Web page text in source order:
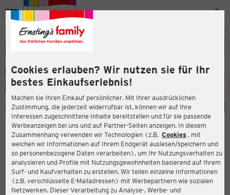
Cookies erlauben? Wir nutzen sie für Ihr
bestes Einkaufserlebnis!
Machen sie Ihren Einkauf persönlicher. Mit Ihrer ausdrücklichen
Zustimmung, die jederzeit widerrufbar ist, können wir auf Ihre
Interessen zugeschnittene Inhalte bereitstellen und für sie passende
Werbeanzeigen bei uns und auf Partner-Seiten anzeigen. In diesem
Zusammenhang verwenden wir Technologien (z.B. Cookies , mit
welchen wir Informationen auf Ihrem Endgerät auslesen/speichern und
so personenbezogene Daten verarbeiten), um Ihr Nutzungsverhalten zu
analysieren und Profile mit Nutzungsgewohnheiten basierend auf Ihrem
Surf- und Kaufverhalten zu erstellen. Wir teilen einzelne Informationen
(z.B. verschlüsselte E-Mailadressen) mit Werbepartnern wie sozialen
Netzwerken. Dieser Verarbeitung zu Analyse-, Werbe- und
Menü
ERNSTING'S FAMILY FILIALE
Sachsendamm 30-32
02943 Weißwasser
4,0
Bewertung: